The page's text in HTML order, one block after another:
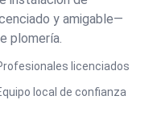
y amigable—
plomería.
licenciados
local de confianza